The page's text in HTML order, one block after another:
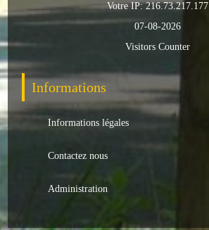
CONTACT
ENVIRONNEMENT
Informations générales
Actualités
Votre IP: 216.73.217.177
07-08-2026
Visitors Counter
Informations
Informations légales
Contactez nous
Administration